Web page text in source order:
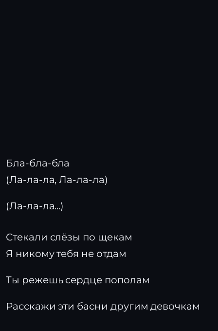
Бла-бла-бла
(Ла-ла-ла, Ла-ла-ла)
(Ла-ла-ла...)
Стекали слёзы по щекам
Я никому тебя не отдам
Ты режешь сердце пополам
Расскажи эти басни другим девочкам